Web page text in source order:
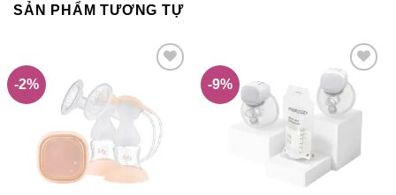
SẢN PHẨM TƯƠNG TỰ
-2% -9%